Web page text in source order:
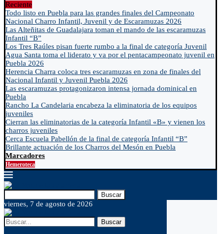
Reciente
Todo listo en Puebla para las grandes finales del Campeonato
Nacional Charro Infantil, Juvenil y de Escaramuzas 2026
Las Alteñitas de Guadalajara toman el mando de las escaramuzas
Infantil “B”
Los Tres Raúles pisan fuerte rumbo a la final de categoría Juvenil
Agua Santa toma el liderato y va por el pentacampeonato juvenil en
Puebla 2026
Herencia Charra coloca tres escaramuzas en zona de finales del
Nacional Infantil y Juvenil Puebla 2026
Las escaramuzas protagonizaron intensa jornada dominical en
Puebla
Rancho La Candelaria encabeza la eliminatoria de los equipos
juveniles
Cierran las eliminatorias de la categoría Infantil «B» y vienen los
charros juveniles
Cerca Escuela Pabellón de la final de categoría Infantil “B”
Brillante actuación de los Charros del Mesón en Puebla
Marcadores
Hemeroteca
Buscar
viernes, 7 de agosto de 2026
Buscar